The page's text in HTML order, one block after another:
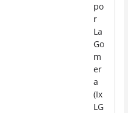
po
r
La
Go
m
er
a
(Ix
LG